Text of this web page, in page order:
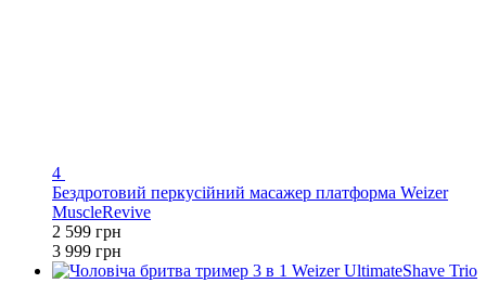
4
Бездротовий перкусійний масажер платформа Weizer
MuscleRevive
2 599 грн
3 999 грн